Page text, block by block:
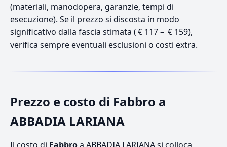
(materiali, manodopera, garanzie, tempi di
esecuzione). Se il prezzo si discosta in modo
significativo dalla fascia stimata ( € 117 – € 159),
verifica sempre eventuali esclusioni o costi extra.
Prezzo e costo di Fabbro a
ABBADIA LARIANA
Il costo di Fabbroa ABBADIA LARIANA si colloca